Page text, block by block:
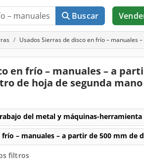
Buscar
Usados Sierras de disco en frío – manuales
en frío – manuales – a
de hoja de segunda
del metal y máquinas-herramienta
frío – manuales – a partir de 500 mm de
filtros